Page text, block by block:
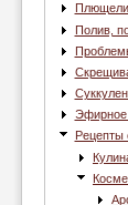
Полив,
Эфирное
Рецепты